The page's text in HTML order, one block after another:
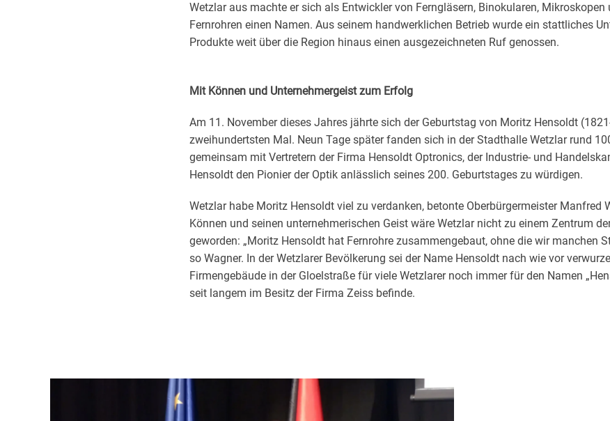
Wetzlar aus machte er sich als Entwickler von Ferngläsern, Binokularen,
Fernrohren einen Namen. Aus seinem handwerklichen Betrieb wurde ein stattliches
Produkte weit über die Region hinaus einen ausgezeichneten Ruf genossen.
Mit Können und Unternehmergeist zum Erfolg
Am 11. November dieses Jahres jährte sich der Geburtstag von Moritz Hensoldt
zweihundertsten Mal. Neun Tage später fanden sich in der Stadthalle Wetzlar rund
gemeinsam mit Vertretern der Firma Hensoldt Optronics, der Industrie- und
Hensoldt den Pionier der Optik anlässlich seines 200. Geburtstages zu würdigen.
Wetzlar habe Moritz Hensoldt viel zu verdanken, betonte Oberbürgermeister Manfred
Können und seinen unternehmerischen Geist wäre Wetzlar nicht zu einem Zentrum
geworden: „Moritz Hensoldt hat Fernrohre zusammengebaut, ohne die wir manchen
so Wagner. In der Wetzlarer Bevölkerung sei der Name Hensoldt nach wie vor
Firmengebäude in der Gloelstraße für viele Wetzlarer noch immer für den Namen
seit langem im Besitz der Firma Zeiss befinde.